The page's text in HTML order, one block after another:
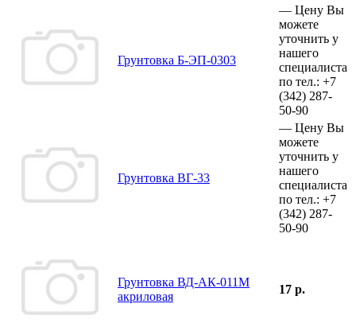
Грунтовка Б-ЭП-0303
— Цену Вы
можете
уточнить у
нашего
специалиста
по тел.: +7
(342) 287-
50-90
Грунтовка ВГ-33
— Цену Вы
можете
уточнить у
нашего
специалиста
по тел.: +7
(342) 287-
50-90
Грунтовка ВД-АК-011М
акриловая
17 р.